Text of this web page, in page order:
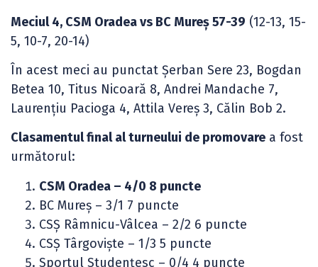
Meciul 4, CSM Oradea vs BC Mureș 57-39 (12-13, 15-
5, 10-7, 20-14)
În acest meci au punctat Șerban Sere 23, Bogdan
Betea 10, Titus Nicoară 8, Andrei Mandache 7,
Laurențiu Pacioga 4, Attila Vereş 3, Călin Bob 2.
Clasamentul final al turneului de promovare a fost
următorul:
CSM Oradea – 4/0 8 puncte
BC Mureș – 3/1 7 puncte
CSȘ Râmnicu-Vâlcea – 2/2 6 puncte
CSȘ Târgoviște – 1/3 5 puncte
Sportul Studențesc – 0/4 4 puncte